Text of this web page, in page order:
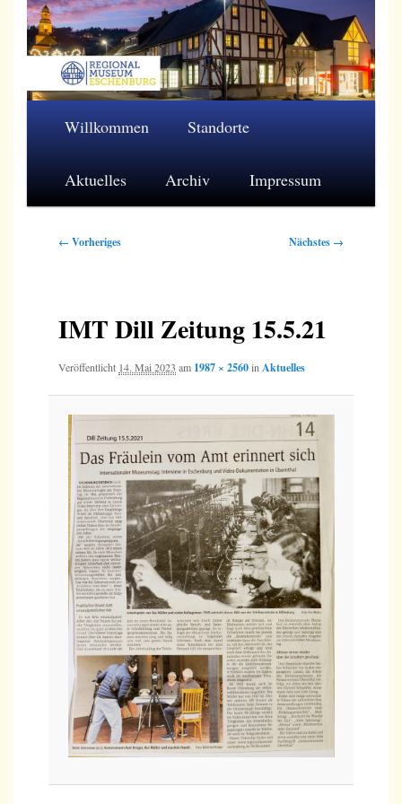
Zum
primären
Inhalt
Regionalmuseum Eschenburg e.V.
Willkommen Standorte
Aktuelles Archiv Impressum
Bilder-
← Vorheriges Nächstes →
IMT Dill Zeitung 15.5.21
Veröffentlicht 14. Mai 2023 am 1987 × 2560in Aktuelles